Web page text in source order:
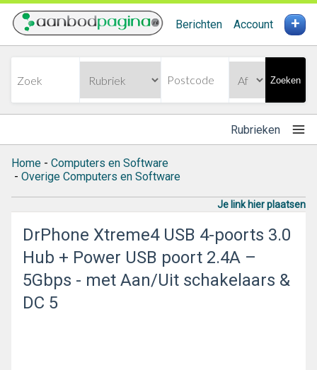
Berichten Account +
Zoeken
Rubrieken
Home - Computers en Software
- Overige Computers en Software
Je link hier plaatsen
DrPhone Xtreme4 USB 4-poorts 3.0
Hub + Power USB poort 2.4A –
5Gbps - met Aan/Uit schakelaars &
DC 5